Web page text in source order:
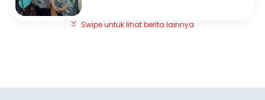
Swipe untuk lihat berita lainnya